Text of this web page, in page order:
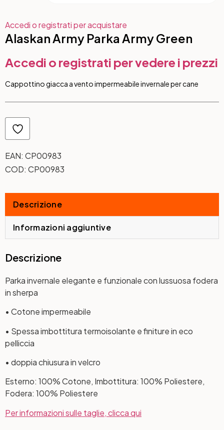
Accedi o registrati per acquistare
Alaskan Army Parka Army Green
Accedi o registrati per vedere i prezzi
Cappottino giacca a vento impermeabile invernale per cane
EAN: CP00983
COD: CP00983
Descrizione
Informazioni aggiuntive
Descrizione
Parka invernale elegante e funzionale con lussuosa fodera
in sherpa
• Cotone impermeabile
• Spessa imbottitura termoisolante e finiture in eco
pelliccia
• doppia chiusura in velcro
Esterno: 100% Cotone, Imbottitura: 100% Poliestere,
Fodera: 100% Poliestere
Per informazioni sulle taglie, clicca qui